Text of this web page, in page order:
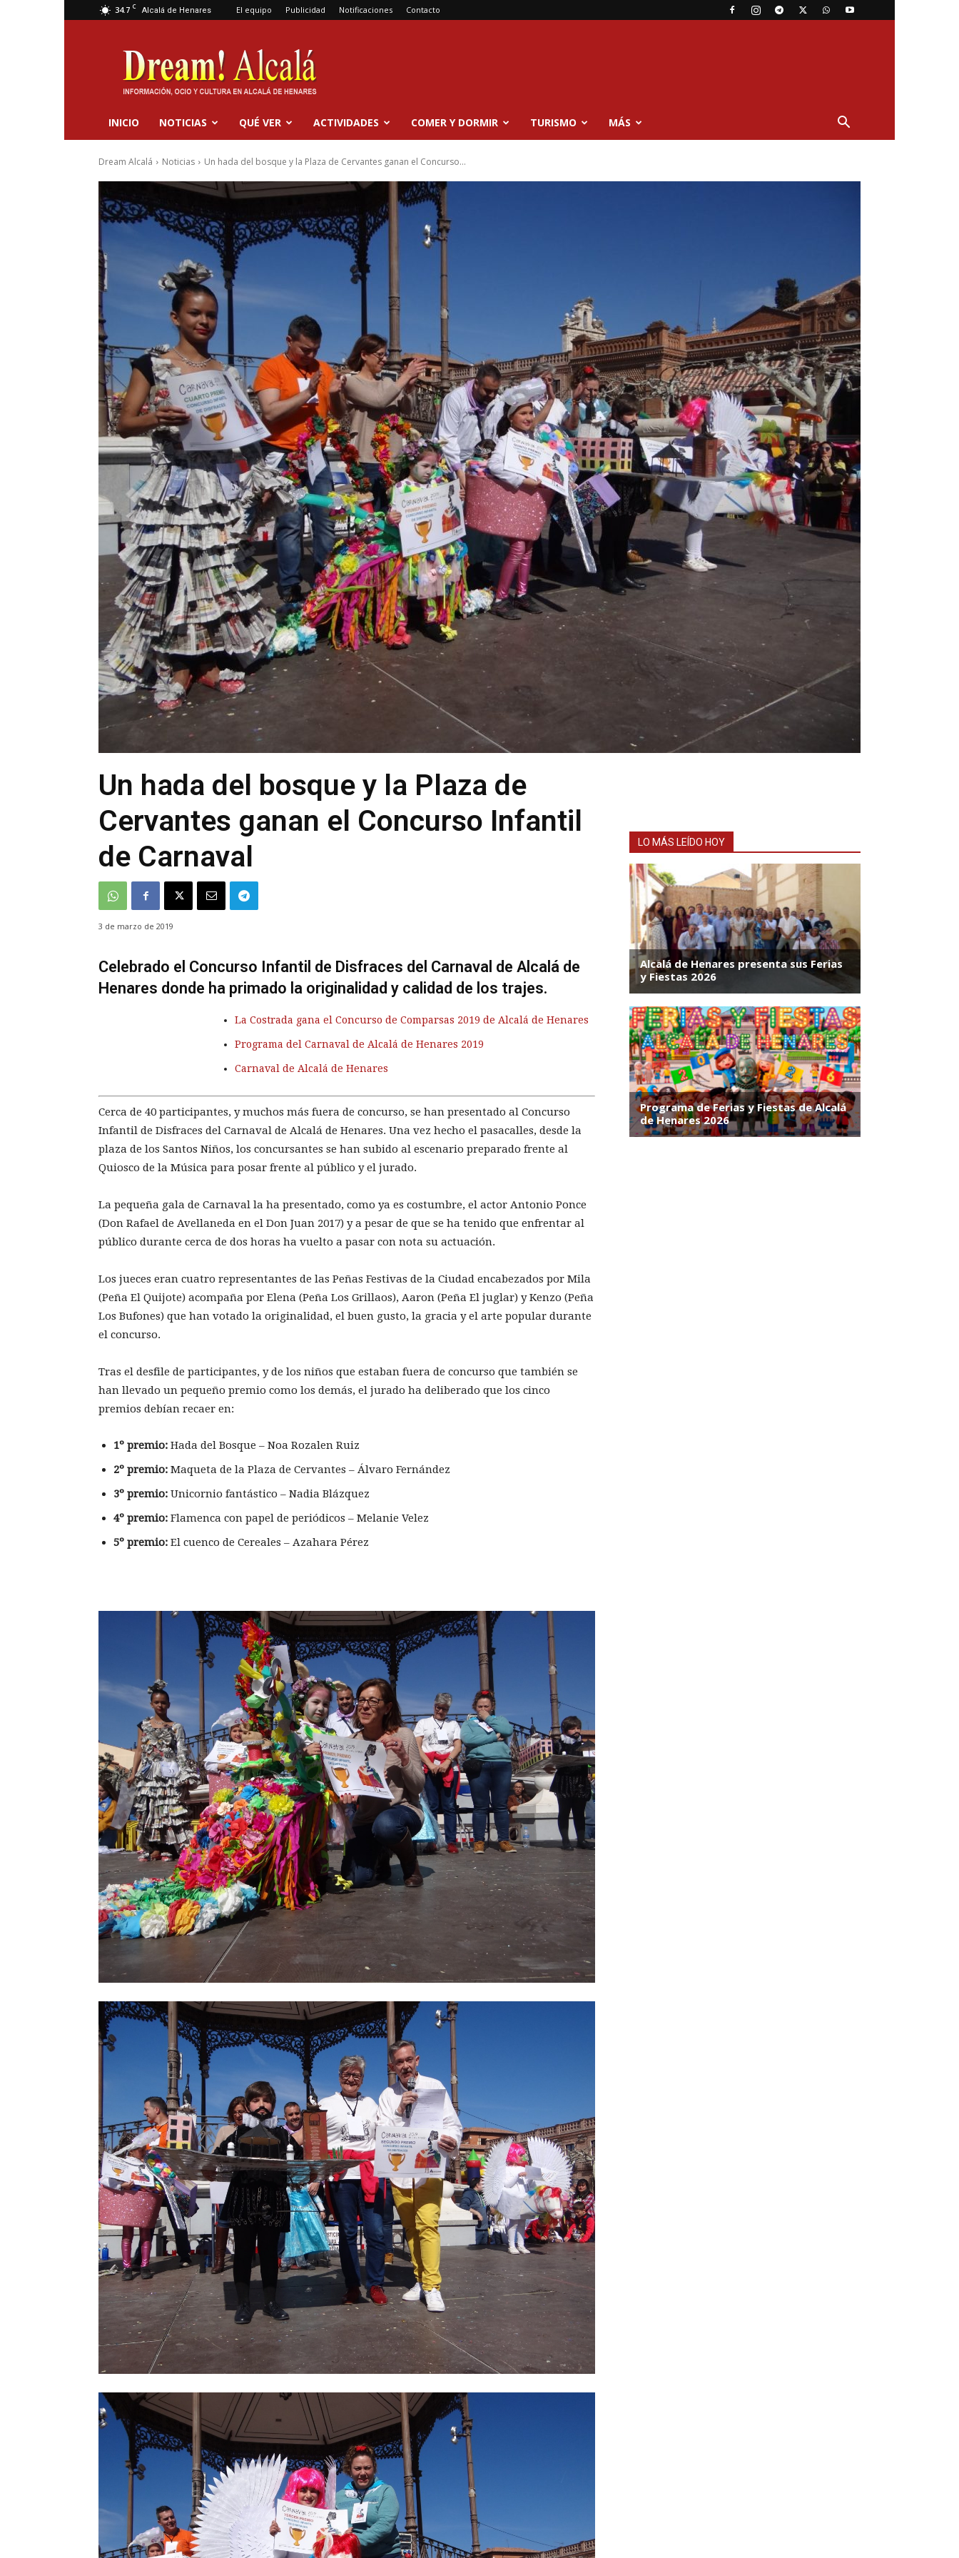
34.7 C Alcalá de Henares El equipo Publicidad Notificaciones Contacto
Dream
Alcalá
INICIO NOTICIAS QUÉ VER ACTIVIDADES COMER Y DORMIR TURISMO MÁS
Dream Alcalá Noticias Un hada del bosque y la Plaza de Cervantes ganan el Concurso...
Un hada del bosque y la Plaza de
Cervantes ganan el Concurso Infantil
de Carnaval
3 de marzo de 2019
Celebrado el Concurso Infantil de Disfraces del Carnaval de Alcalá de
Henares donde ha primado la originalidad y calidad de los trajes.
La Costrada gana el Concurso de Comparsas 2019 de Alcalá de Henares
Programa del Carnaval de Alcalá de Henares 2019
Carnaval de Alcalá de Henares
Cerca de 40 participantes, y muchos más fuera de concurso, se han presentado al Concurso
Infantil de Disfraces del Carnaval de Alcalá de Henares. Una vez hecho el pasacalles, desde la
plaza de los Santos Niños, los concursantes se han subido al escenario preparado frente al
Quiosco de la Música para posar frente al público y el jurado.
La pequeña gala de Carnaval la ha presentado, como ya es costumbre, el actor Antonio Ponce
(Don Rafael de Avellaneda en el Don Juan 2017) y a pesar de que se ha tenido que enfrentar al
público durante cerca de dos horas ha vuelto a pasar con nota su actuación.
Los jueces eran cuatro representantes de las Peñas Festivas de la Ciudad encabezados por Mila
(Peña El Quijote) acompaña por Elena (Peña Los Grillaos), Aaron (Peña El juglar) y Kenzo (Peña
Los Bufones) que han votado la originalidad, el buen gusto, la gracia y el arte popular durante
el concurso.
Tras el desfile de participantes, y de los niños que estaban fuera de concurso que también se
han llevado un pequeño premio como los demás, el jurado ha deliberado que los cinco
premios debían recaer en:
1º premio: Hada del Bosque – Noa Rozalen Ruiz
2º premio: Maqueta de la Plaza de Cervantes – Álvaro Fernández
3º premio: Unicornio fantástico – Nadia Blázquez
4º premio: Flamenca con papel de periódicos – Melanie Velez
5º premio: El cuenco de Cereales – Azahara Pérez
LO MÁS LEÍDO HOY